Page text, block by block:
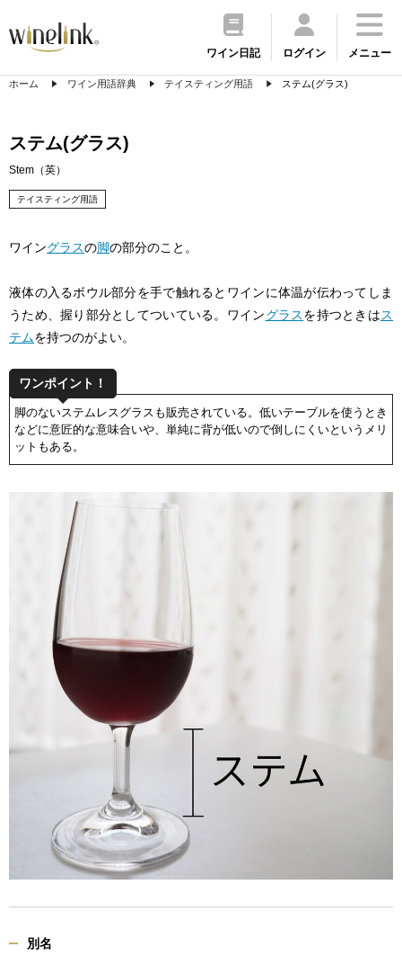
ワイン日記 ログイン メニュー
ホーム ワイン用語辞典 テイスティング用語 ステム(グラス)
ステム(グラス)
Stem（英）
テイスティング用語
ワイングラスの脚の部分のこと。
液体の入るボウル部分を手で触れるとワインに体温が伝わってしま
うため、握り部分としてついている。ワイングラスを持つときはス
テムを持つのがよい。
ワンポイント！
脚のないステムレスグラスも販売されている。低いテーブルを使うとき
などに意匠的な意味合いや、単純に背が低いので倒しにくいというメリ
ットもある。
別名